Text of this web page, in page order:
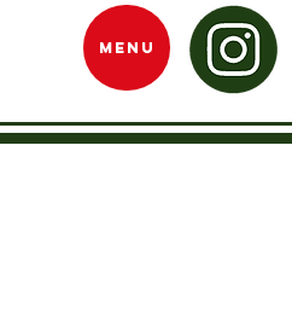
MENU